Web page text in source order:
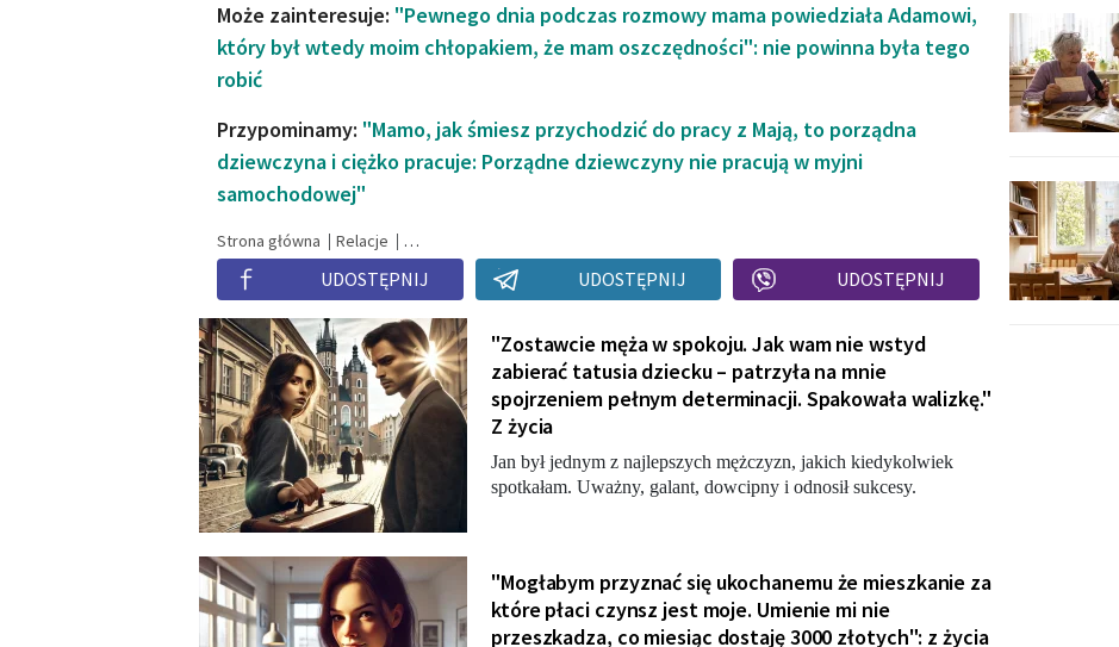
Może zainteresuje: "Pewnego dnia podczas rozmowy mama powiedziała Adamowi,
który był wtedy moim chłopakiem, że mam oszczędności": nie powinna była tego
robić
Przypominamy: "Mamo, jak śmiesz przychodzić do pracy z Mają, to porządna
dziewczyna i ciężko pracuje: Porządne dziewczyny nie pracują w myjni
samochodowej"
Strona główna Relacje
UDOSTĘPNIJ UDOSTĘPNIJ UDOSTĘPNIJ
"Zostawcie męża w spokoju. Jak wam nie wstyd
zabierać tatusia dziecku – patrzyła na mnie
spojrzeniem pełnym determinacji. Spakowała walizkę."
Z życia
Jan był jednym z najlepszych mężczyzn, jakich kiedykolwiek
spotkałam. Uważny, galant, dowcipny i odnosił sukcesy.
"Мogłabym przyznać się ukochanemu że mieszkanie za
które płaci czynsz jest moje. Umienie mi nie
przeszkadza, co miesiąc dostaję 3000 złotych": z życia